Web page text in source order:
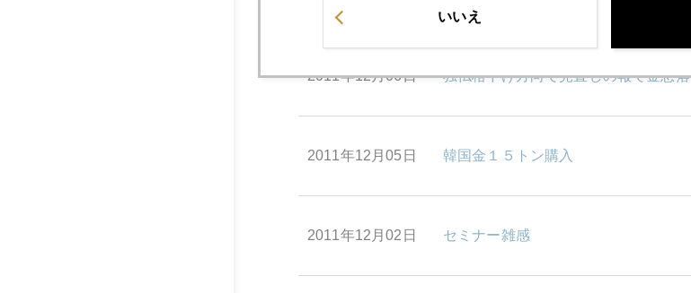
2011年12月06日 独仏格下げ方向で見直しの報で金急落
2011年12月05日 韓国金１５トン購入
2011年12月02日 セミナー雑感
いいえ